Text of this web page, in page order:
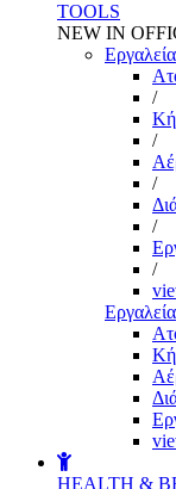
TOOLS
NEW IN
Εργαλεία
/
/
/
/
/
Εργαλεία
HEALTH &